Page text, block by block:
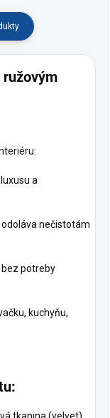
ružovým
a
nečistotám
potreby
kuchyňu,